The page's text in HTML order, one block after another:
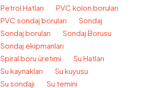
Petrol Hatları
PVC kolon boruları
PVC sondaj boruları
Sondaj
Sondaj boruları
Sondaj Borusu
Sondaj ekipmanları
Spiral boru üretimi
Su Hatları
Su kaynakları
Su kuyusu
Su sondajı
Su temini